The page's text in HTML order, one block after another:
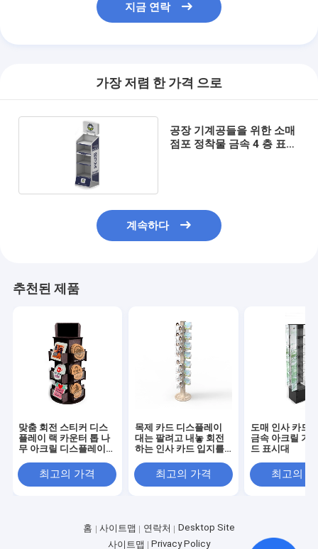
지금 연락
가장 저렴 한 가격 으로
공장 기계공들을 위한 소매
점포 정착물 금속 4 층 표시
계속하다
추천된 제품
맞춤 회전 스티커 디스
플레이 랙 카운터 톱 나
무 아크릴 디스플레이
최고의 가격
목제 카드 디스플레이
대는 팔려고 내놓 회전
하는 인사 카드 입지를
최고의 가격
도매 인사 카드
금속 아크릴 기
드 표시대
최고의
홈 사이트맵 연락처
Desktop Site
사이트맵
Privacy Policy